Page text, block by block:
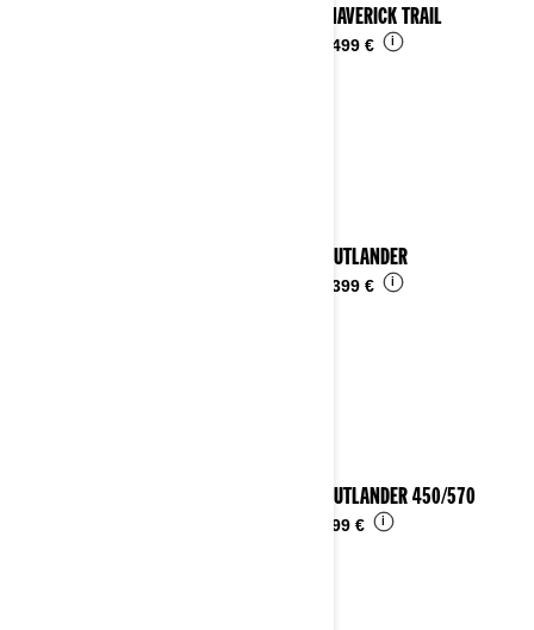
2023 MAVERICK TRAIL
16.499 € i
2023 OUTLANDER
15.399 € i
2023 OUTLANDER 450/570
9.099 € i